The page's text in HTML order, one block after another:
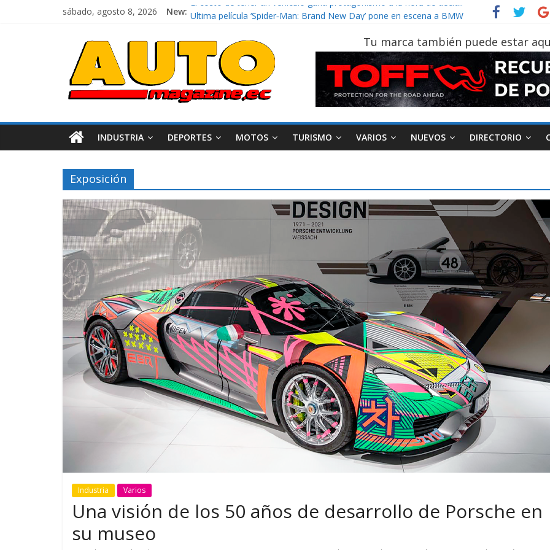
sábado, agosto 8, 2026 New: El costo de tener un vehículo gana protagonismo a la hora de decidir
¿Qué puede pasar con tu vehículo si permanece varios días sin usar?
La Vuelta al Ecuador 2026, edición 47ª, recorre 7 provincias en 8 días
La FEDAK recibe 12 Sinotruk Bolden para cubrir las rutas de La Vuelta
Tu marca también puede estar
INDUSTRIA DEPORTES MOTOS TURISMO VARIOS NUEVOS DIRECTORIO
Exposición
Industria Varios
Una visión de los 50 años de desarrollo de Porsche en
su museo
Movilidad Varios
GM reafirma su
compromiso con movilidad
más segura y conectada
Movilidad Turismo Varios
¿Qué puede pasar con tu
vehículo si permanece
varios días sin usar?
AEADE Industria Motociclismo
Movilidad
Campaña busca cambiar
destino de los
en la región